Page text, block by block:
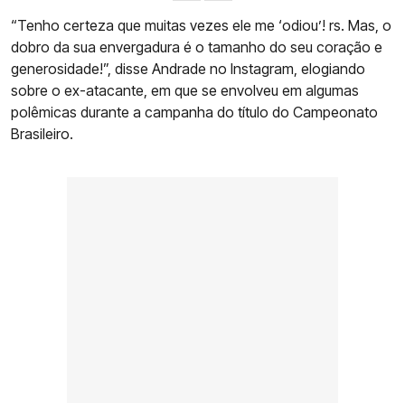
“Tenho certeza que muitas vezes ele me ‘odiou’! rs. Mas, o
dobro da sua envergadura é o tamanho do seu coração e
generosidade!”, disse Andrade no Instagram, elogiando
sobre o ex-atacante, em que se envolveu em algumas
polêmicas durante a campanha do título do Campeonato
Brasileiro.